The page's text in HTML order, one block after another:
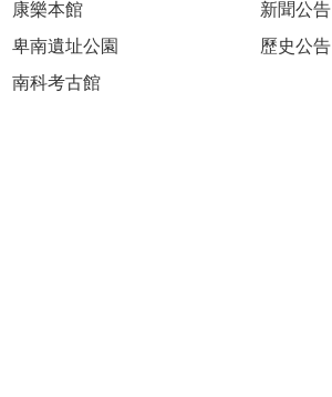
康樂本館
卑南遺址公園
南科考古館
新聞公告
歷史公告